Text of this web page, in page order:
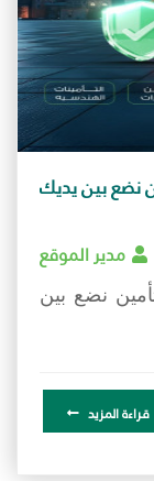
نضع بين يديك
مدير الموقع
نضع بين
قراءة المزيد